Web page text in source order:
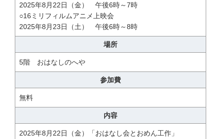
2025年8月22日（金） 午後6時～7時
○16ミリフィルムアニメ上映会
2025年8月23日（土） 午後6時～8時
場所
5階 おはなしのへや
参加費
無料
内容
2025年8月22日（金）「おはなし会とおめん工作」